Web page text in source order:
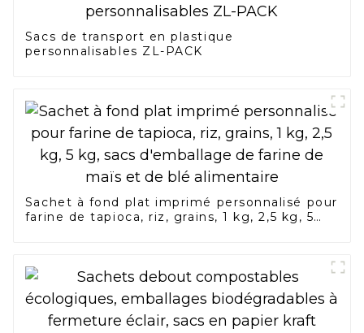
Sacs de transport en plastique
personnalisables ZL-PACK
Sachet à fond plat imprimé personnalisé pour
farine de tapioca, riz, grains, 1 kg, 2,5 kg, 5